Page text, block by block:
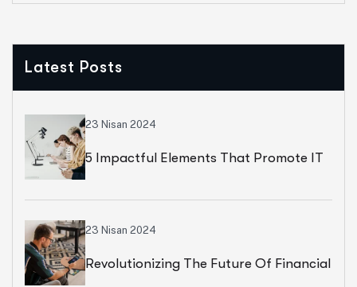
Latest Posts
23 Nisan 2024
5 Impactful Elements That Promote IT
23 Nisan 2024
Revolutionizing The Future Of Financial